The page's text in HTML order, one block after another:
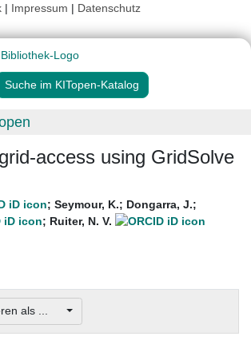
| Impressum | Datenschutz
Suche im KITopen-Katalog
access using GridSolve
; Seymour, K.; Dongarra, J.;
; Ruiter, N. V.
als ...